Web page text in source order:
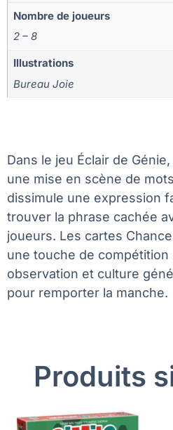
Nombre de joueurs
2 – 8
Illustrations
Bureau Joie
Dans le jeu Éclair de
une mise en scène de
dissimule une expression
trouver la phrase cachée
joueurs. Les cartes
une touche de compétition
observation et culture
pour remporter la manche.
Produits